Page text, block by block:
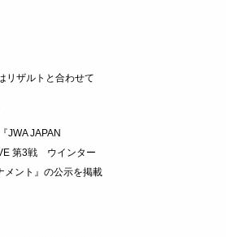
リザルトと合わせて
JWA JAPAN
第3戦 ウインター
メント』の公示を掲載